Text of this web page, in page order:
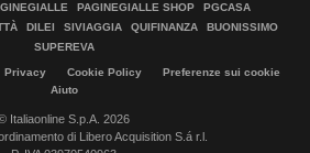
PAGINEGIALLE SHOP
PGCASA
DILEI SIVIAGGIA QUIFINANZA
BUONISSIMO
SUPEREVA
Privacy Cookie Policy
Preferenze sui cookie
Aiuto
Italiaonline S.p.A. 2026
di Libero Acquisition S.á r.l.